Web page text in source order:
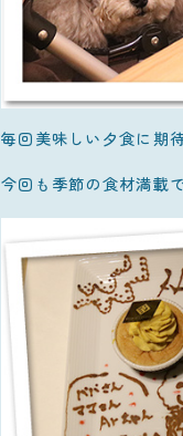
毎回美味しい夕食に期
今回も季節の食材満載